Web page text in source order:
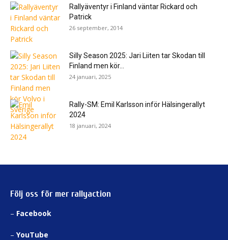
Rallyäventyr i Finland väntar Rickard och
Patrick
26 september, 2014
Silly Season 2025: Jari Liiten tar Skodan till
Finland men kör...
24 januari, 2025
Rally-SM: Emil Karlsson inför Hälsingerallyt
2024
18 januari, 2024
Följ oss för mer rallyaction
– Facebook
– YouTube